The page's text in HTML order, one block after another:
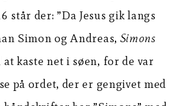
står der: ”Da Jesus gik langs
Simon og Andreas, Simons
kaste net i søen, for de var
på ordet, der er gengivet med